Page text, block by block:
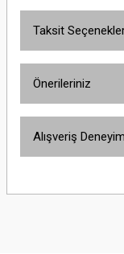
Taksit
Önerileriniz
yetersiz gördüğünüz
Alışveriş